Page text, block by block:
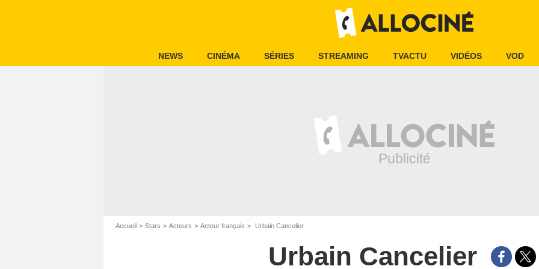
NEWS CINÉMA SÉRIES STREAMING TVACTU VIDÉOS VOD
Accueil Stars Acteurs Acteur français Urbain Cancelier
Urbain Cancelier